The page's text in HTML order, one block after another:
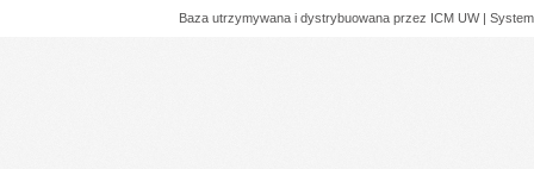
Baza utrzymywana i dystrybuowana przez ICM UW |